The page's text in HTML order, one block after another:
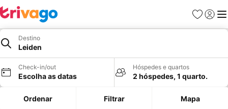
Favoritos
Iniciar
Destino
Leiden
Check-in/out
Escolha as datas
Hóspedes e quartos
2 hóspedes, 1 quarto.
Ordenar Filtrar Mapa